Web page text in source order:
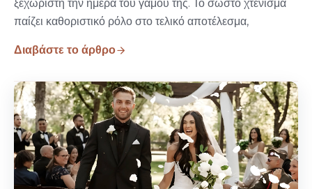
ξεχωριστή την ημέρα του γάμου της. Το σωστό χτένισμα
παίζει καθοριστικό ρόλο στο τελικό αποτέλεσμα,
Διαβάστε το άρθρο